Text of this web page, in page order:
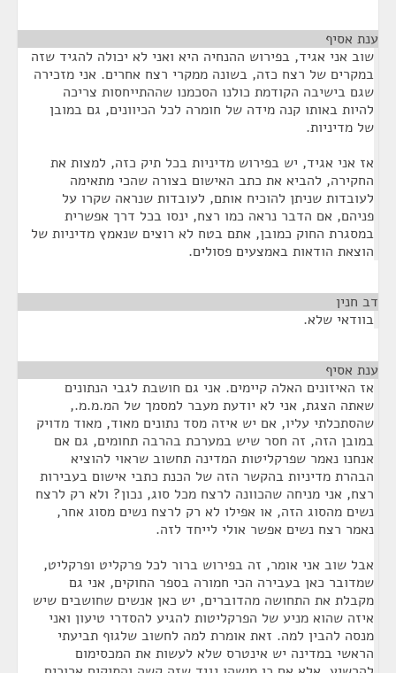
ענת אסיף
שוב אני אגיד, בפירוש ההנחיה היא ואני לא יכולה להגיד שזה
במקרים של רצח כזה, בשונה ממקרי רצח אחרים. אני מזכירה
שגם בישיבה הקודמת כולנו הסכמנו שההתייחסות צריכה
להיות באותו קנה מידה של חומרה לכל הכיוונים, גם במובן
של מדיניות.
אז אני אגיד, יש בפירוש מדיניות בכל תיק כזה, למצות את
החקירה, להביא את כתב האישום בצורה שהכי מתאימה
לעובדות שניתן להוכיח אותם, לעובדות שנראה שקרו על
פניהם, אם הדבר נראה כמו רצח, ינסו בכל דרך אפשרית
במסגרת החוק כמובן, אתם בטח לא רוצים שנאמץ מדיניות של
הוצאת הודאות באמצעים פסולים.
דב חנין
בוודאי שלא.
ענת אסיף
אז האיזונים האלה קיימים. אני גם חושבת לגבי הנתונים
שאתה הצגת, אני לא יודעת מעבר למסמך של המ.מ.מ.,
שהסתכלתי עליו, אם יש איזה מסד נתונים מאוד, מאוד מדויק
במובן הזה, זה חסר שיש במערכת בהרבה תחומים, גם אם
אנחנו נאמר שפרקליטות המדינה תחשוב שראוי להוציא
הבהרת מדיניות בהקשר הזה של הכנת כתבי אישום בעבירות
רצח, אני מניחה שהכוונה לרצח מכל סוג, נכון? ולא רק לרצח
נשים מהסוג הזה, או אפילו לא רק לרצח נשים מסוג אחר,
נאמר רצח נשים אפשר אולי לייחד לזה.
אבל שוב אני אומר, זה בפירוש ברור לכל פרקליט ופרקליט,
שמדובר כאן בעבירה הכי חמורה בספר החוקים, אני גם
מקבלת את התחושה מהדוברים, יש כאן אנשים שחושבים שיש
איזה שהוא מניע של הפרקליטות להגיע להסדרי טיעון ואני
מנסה להבין למה. זאת אומרת למה לחשוב שלגוף תביעתי
הראשי במדינה יש אינטרס שלא לעשות את המכסימום